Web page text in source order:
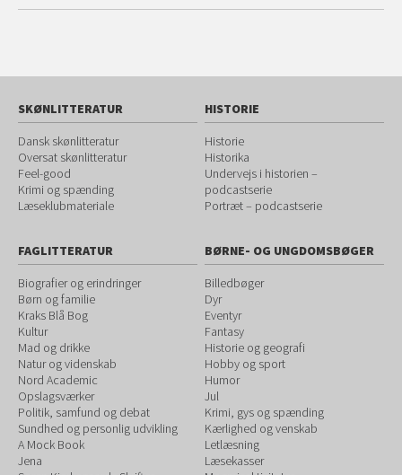
SKØNLITTERATUR
Dansk skønlitteratur
Oversat skønlitteratur
Feel-good
Krimi og spænding
Læseklubmateriale
HISTORIE
Historie
Historika
Undervejs i historien –
podcastserie
Portræt – podcastserie
FAGLITTERATUR
Biografier og erindringer
Børn og familie
Kraks Blå Bog
Kultur
Mad og drikke
Natur og videnskab
Nord Academic
Opslagsværker
Politik, samfund og debat
Sundhed og personlig udvikling
A Mock Book
Jena
BØRNE- OG UNGDOMSBØGER
Billedbøger
Dyr
Eventyr
Fantasy
Historie og geografi
Hobby og sport
Humor
Jul
Krimi, gys og spænding
Kærlighed og venskab
Letlæsning
Læsekasser